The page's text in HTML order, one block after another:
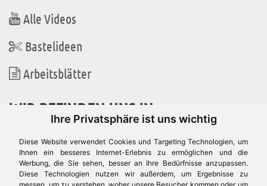
Ihre Privatsphäre ist uns wichtig
Diese Website verwendet Cookies und Targeting Technologien, um
Ihnen ein besseres Internet-Erlebnis zu ermöglichen und die
Werbung, die Sie sehen, besser an Ihre Bedürfnisse anzupassen.
Diese Technologien nutzen wir außerdem, um Ergebnisse zu
Alle Videos
Bastelideen
Arbeitsblätter
WIR BEFINDEN UNS IN
Es gibt uns auch in